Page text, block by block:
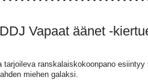
Vapaat äänet -
tarjoileva ranskalaiskokoonpano
miehen galaksi.